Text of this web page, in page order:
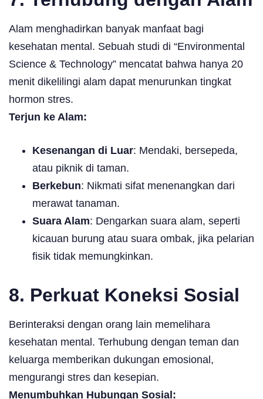
Alam menghadirkan banyak manfaat bagi
kesehatan mental. Sebuah studi di “Environmental
Science & Technology” mencatat bahwa hanya 20
menit dikelilingi alam dapat menurunkan tingkat
hormon stres.
Terjun ke Alam:
Kesenangan di Luar: Mendaki, bersepeda,
atau piknik di taman.
Berkebun: Nikmati sifat menenangkan dari
merawat tanaman.
Suara Alam: Dengarkan suara alam, seperti
kicauan burung atau suara ombak, jika pelarian
fisik tidak memungkinkan.
8. Perkuat Koneksi Sosial
Berinteraksi dengan orang lain memelihara
kesehatan mental. Terhubung dengan teman dan
keluarga memberikan dukungan emosional,
mengurangi stres dan kesepian.
Menumbuhkan Hubungan Sosial: